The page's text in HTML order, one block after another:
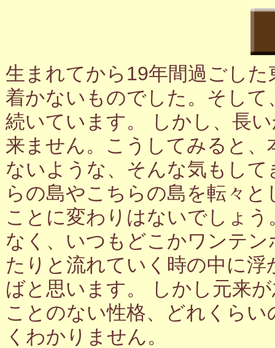
生まれてから19年間過ごし
着かないものでした。そし
続いています。 しかし、長
来ません。こうしてみると
ないような、そんな気もし
らの島やこちらの島を転々
ことに変わりはないでしょ
なく、いつもどこかワンテ
たりと流れていく時の中に
ばと思います。 しかし元来
ことのない性格、どれくら
くわかりません。